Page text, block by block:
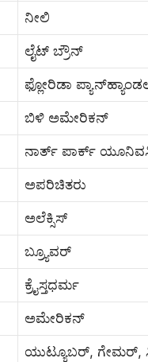
ನೀಲಿ
ಲೈಟ್ ಬ್ರೌನ್
ಫ್ಲೋರಿಡಾ
ಬಿಳಿ ಅಮೇರಿಕನ್
ನಾರ್ತ್ ಪಾರ್ಕ್
ಅಪರಿಚಿತರು
ಅಲೆಕ್ಸಿಸ್
ಬ್ರ್ಯೂವರ್
ಕ್ರೈಸ್ತಧರ್ಮ
ಅಮೇರಿಕನ್
ಯುಟ್ಯೂಬರ್, ಗೇಮರ್,